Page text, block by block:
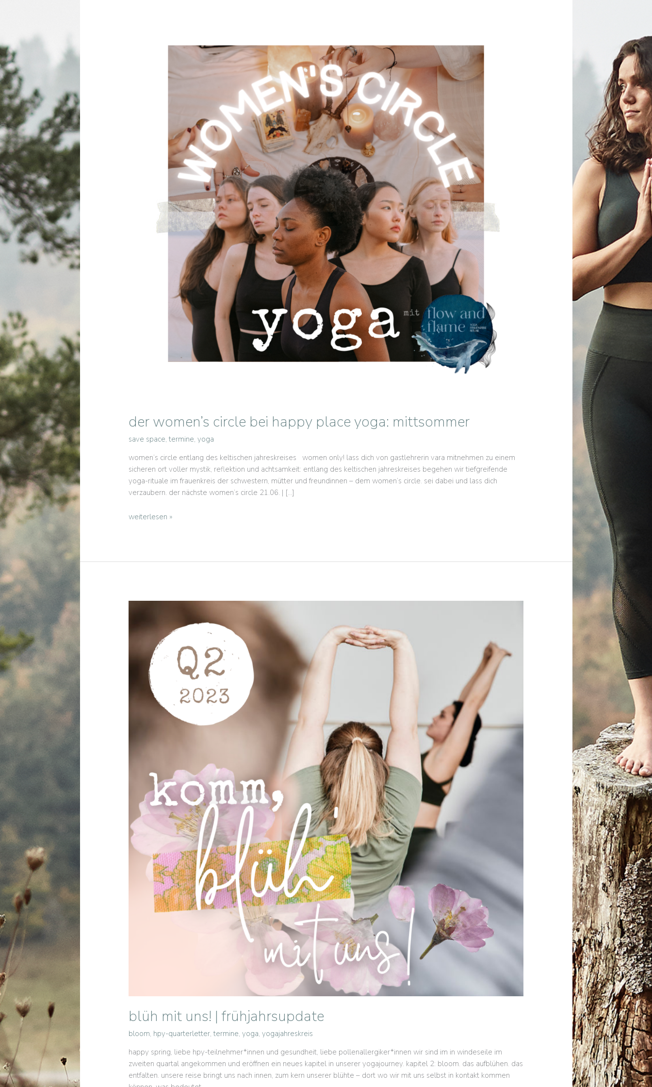
der women’s circle bei happy place yoga: mittsommer
save space,termine, yoga
women’s circle entlang des keltischen jahreskreises women only! lass dich von gastlehrerin vara mitnehmen zu einem
sicheren ort voller mystik, reflektion und achtsamkeit: entlang des keltischen jahreskreises begehen wir tiefgreifende
yoga-rituale im frauenkreis der schwestern, mütter und freundinnen – dem women’s circle. sei dabei und lass dich
verzaubern. der nächste women’s circle 21.06. | […]
der
happy
weiterlesen »
blüh mit uns! | frühjahrsupdate
bloom, hpy-quarterletter,termine, yoga, yogajahreskreis
happy spring, liebe hpy-teilnehmer*innen und gesundheit, liebe pollenallergiker*innen wir sind im in windeseile im
zweiten quartal angekommen und eröffnen ein neues kapitel in unserer yogajourney. kapitel 2: bloom. das aufblühen. das
entfalten. unsere reise bringt uns nach innen, zum kern unserer blühte – dort wo wir mit uns selbst in kontakt kommen